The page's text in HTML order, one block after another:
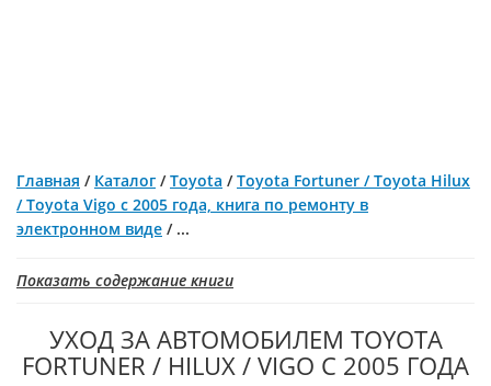
Главная / Каталог /Toyota /Toyota Fortuner / Toyota Hilux
/ Toyota Vigo с 2005 года, книга по ремонту в
электронном виде / ...
Показать содержание книги
УХОД ЗА АВТОМОБИЛЕМ TOYOTA
FORTUNER / HILUX / VIGO С 2005 ГОДА